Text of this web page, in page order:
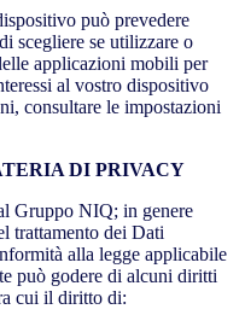
può prevedere
scegliere se utilizzare o
applicazioni mobili per
al vostro dispositivo
consultare le impostazioni
DI PRIVACY
Gruppo NIQ; in genere
trattamento dei Dati
alla legge applicabile
può godere di alcuni diritti
cui il diritto di: